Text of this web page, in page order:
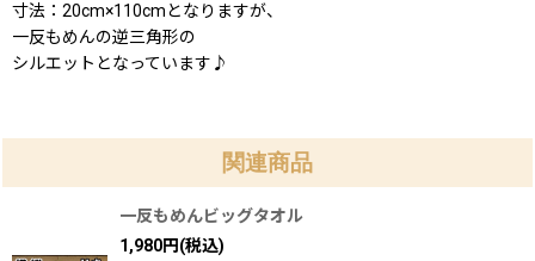
寸法：20cm×110cmとなりますが、
一反もめんの逆三角形の
シルエットとなっています♪
関連商品
一反もめんビッグタオル
1,980円(税込)